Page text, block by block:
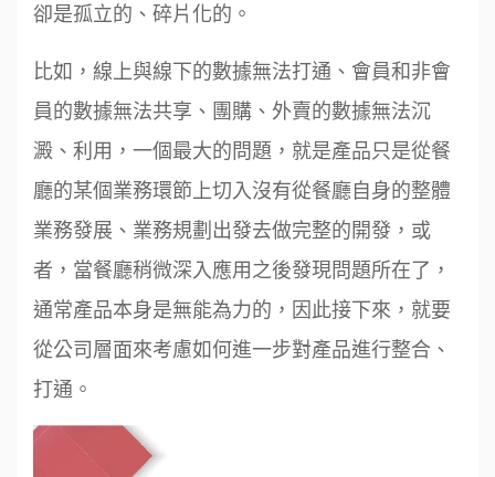
卻是孤立的、碎片化的。
比如，線上與線下的數據無法打通、會員和非會
員的數據無法共享、團購、外賣的數據無法沉
澱、利用，一個最大的問題，就是產品只是從餐
廳的某個業務環節上切入沒有從餐廳自身的整體
業務發展、業務規劃出發去做完整的開發，或
者，當餐廳稍微深入應用之後發現問題所在了，
通常產品本身是無能為力的，因此接下來，就要
從公司層面來考慮如何進一步對產品進行整合、
打通。